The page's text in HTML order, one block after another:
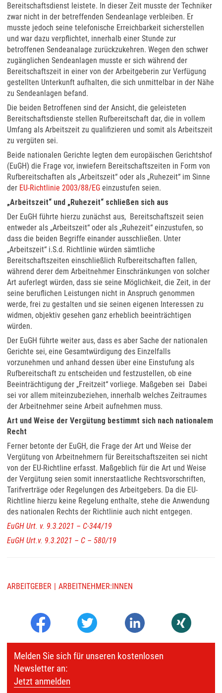
Bereitschaftsdienst leistete. In dieser Zeit musste der Techniker
zwar nicht in der betreffenden Sendeanlage verbleiben. Er
musste jedoch seine telefonische Erreichbarkeit sicherstellen
und war dazu verpflichtet, innerhalb einer Stunde zur
betroffenen Sendeanalage zurückzukehren. Wegen den schwer
zugänglichen Sendeanlagen musste er sich während der
Bereitschaftszeit in einer von der Arbeitgeberin zur Verfügung
gestellten Unterkunft aufhalten, die sich unmittelbar in der Nähe
zu Sendeanlagen befand.
Die beiden Betroffenen sind der Ansicht, die geleisteten
Bereitschaftsdienste stellen Rufbereitschaft dar, die in vollem
Umfang als Arbeitszeit zu qualifizieren und somit als Arbeitszeit
zu vergüten sei.
Beide nationalen Gerichte legten dem europäischen Gerichtshof
(EuGH) die Frage vor, inwiefern Bereitschaftszeiten in Form von
Rufbereitschaften als „Arbeitszeit“ oder als „Ruhezeit“ im Sinne
der EU-Richtlinie 2003/88/EG einzustufen seien.
„Arbeitszeit“ und „Ruhezeit“ schließen sich aus
Der EuGH führte hierzu zunächst aus, Bereitschaftszeit seien
entweder als „Arbeitszeit“ oder als „Ruhezeit“ einzustufen, so
dass die beiden Begriffe einander ausschließen. Unter
„Arbeitszeit“ i.S.d. Richtlinie würden sämtliche
Bereitschaftszeiten einschließlich Rufbereitschaften fallen,
während derer dem Arbeitnehmer Einschränkungen von solcher
Art auferlegt würden, dass sie seine Möglichkeit, die Zeit, in der
seine beruflichen Leistungen nicht in Anspruch genommen
werde, frei zu gestalten und sie seinen eigenen Interessen zu
widmen, objektiv gesehen ganz erheblich beeinträchtigen
würden.
Der EuGH führte weiter aus, dass es aber Sache der nationalen
Gerichte sei, eine Gesamtwürdigung des Einzelfalls
vorzunehmen und anhand dessen über eine Einstufung als
Rufbereitschaft zu entscheiden und festzustellen, ob eine
Beeinträchtigung der „Freitzeit“ vorliege. Maßgeben sei Dabei
sei vor allem miteinzubeziehen, innerhalb welches Zeitraumes
der Arbeitnehmer seine Arbeit aufnehmen muss.
Art und Weise der Vergütung bestimmt sich nach nationalem
Recht
Ferner betonte der EuGH, die Frage der Art und Weise der
Vergütung von Arbeitnehmern für Bereitschaftszeiten sei nicht
von der EU-Richtline erfasst. Maßgeblich für die Art und Weise
der Vergütung seien somit innerstaatliche Rechtsvorschriften,
Tarifverträge oder Regelungen des Arbeitgebers. Da die EU-
Richtline hierzu keine Regelung enthalte, stehe die Anwendung
des nationalen Rechts der Richtlinie auch nicht entgegen.
EuGH Urt. v. 9.3.2021 – C-344/19
EuGH Urt.v. 9.3.2021 – C – 580/19
ARBEITGEBER ARBEITNEHMER:INNEN
Melden Sie sich für unseren kostenlosen
Newsletter an:
Jetzt anmelden